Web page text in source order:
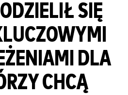
SIĘ
DLA
CHCĄ